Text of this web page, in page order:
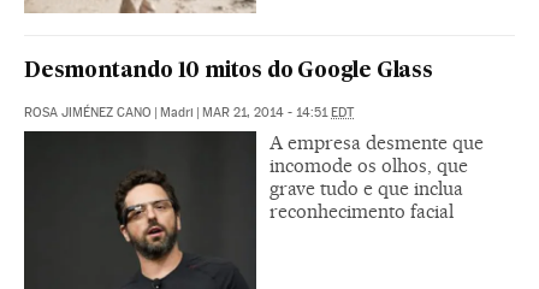
Desmontando 10 mitos do Google Glass
ROSA JIMÉNEZ CANO | Madri | MAR 21, 2014 - 14:51EDT
A empresa desmente que
incomode os olhos, que
grave tudo e que inclua
reconhecimento facial